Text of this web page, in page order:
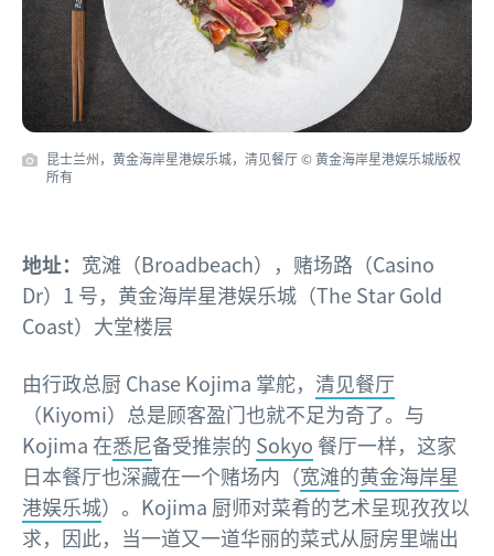
昆士兰州，黄金海岸星港娱乐城，清见餐厅 © 黄金海岸星港娱乐城版权
所有
地址： 宽滩（Broadbeach），赌场路（Casino
Dr）1 号，黄金海岸星港娱乐城（The Star Gold
Coast）大堂楼层
由行政总厨 Chase Kojima 掌舵， 清见餐厅
（Kiyomi）总是顾客盈门也就不足为奇了。与
Kojima 在悉尼备受推崇的 Sokyo 餐厅一样，这家
日本餐厅也深藏在一个赌场内（宽滩的黄金海岸星
港娱乐城）。Kojima 厨师对菜肴的艺术呈现孜孜以
求，因此，当一道又一道华丽的菜式从厨房里端出